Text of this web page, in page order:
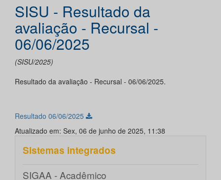
SISU - Resultado da
avaliação - Recursal -
06/06/2025
(SISU/2025)
Resultado da avaliação - Recursal - 06/06/2025.
Resultado 06/06/2025
Atualizado em: Sex, 06 de junho de 2025, 11:38
Sistemas integrados
SIGAA - Acadêmico